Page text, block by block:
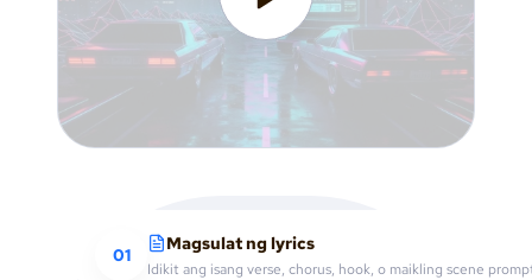
01
Magsulat ng lyrics
Idikit ang isang verse, chorus, hook, o maikling scene